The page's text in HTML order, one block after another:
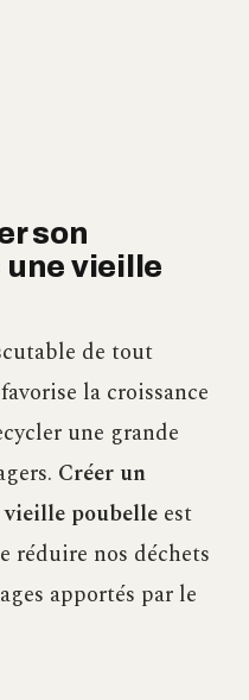
son
vieille
de tout
la croissance
une grande
Créer un
poubelle est
réduire nos déchets
apportés par le